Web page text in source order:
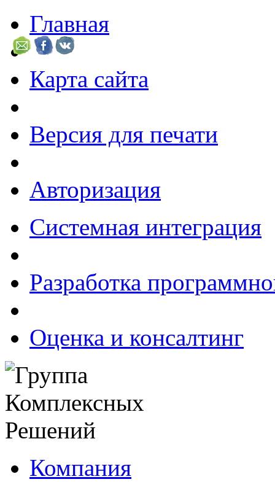
Главная
Карта сайта
Версия для печати
Авторизация
Системная интеграция
Разработка
Оценка и консалтинг
Компания